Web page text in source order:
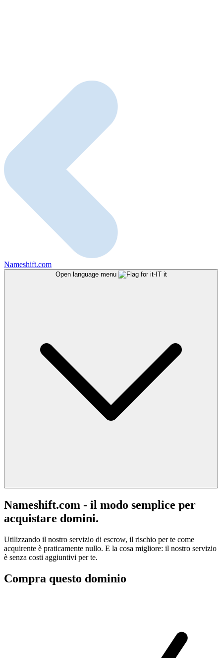
Nameshift.com
Open language menu it
Nameshift.com - il modo semplice per
acquistare domini.
Utilizzando il nostro servizio di escrow, il rischio per te come
acquirente è praticamente nullo. E la cosa migliore: il nostro servizio
è senza costi aggiuntivi per te.
Compra questo dominio